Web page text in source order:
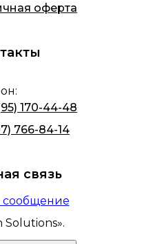
оферта
:
170-44-48
766-84-14
связь
сообщение
Solutions».